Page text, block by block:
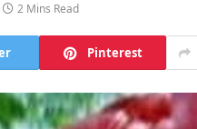
2 Mins Read
Pinterest